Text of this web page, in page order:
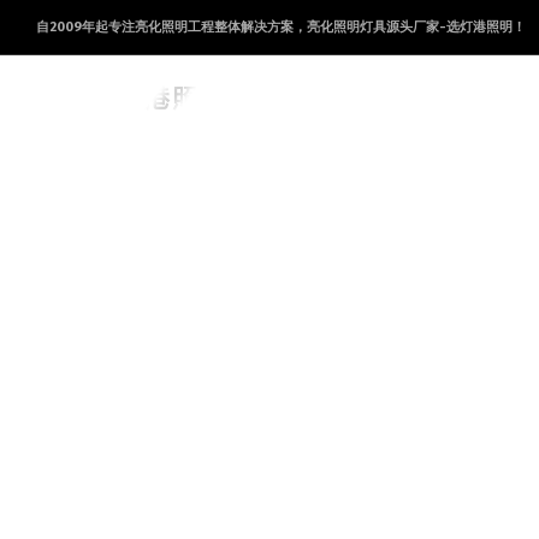
自2009年起专注亮化照明工程整体解决方案，亮化照明灯具源头厂家-选灯港照明！